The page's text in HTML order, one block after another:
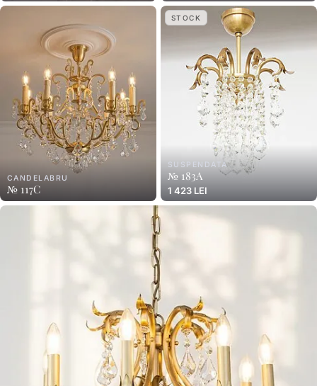
CANDELABRU
№ 117C
STOCK
SUSPENDATA
№ 183A
1 423 LEI